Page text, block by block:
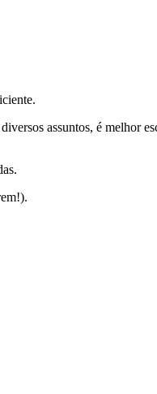
assuntos, é melhor